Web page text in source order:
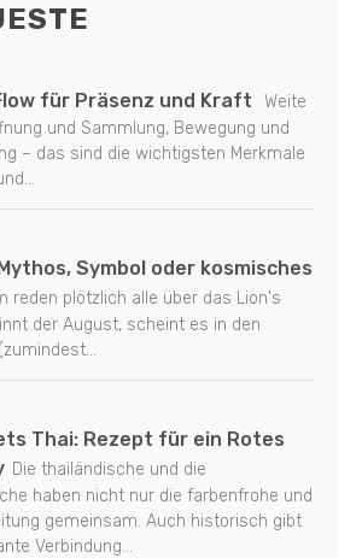
für Präsenz und Kraft
Weite
und Sammlung, Bewegung und
– das sind die wichtigsten Merkmale
Symbol oder kosmisches
reden plötzlich alle über das Lion's
der August, scheint es in den
Thai: Rezept für ein Rotes
Die thailändische und die
haben nicht nur die farbenfrohe und
gemeinsam. Auch historisch gibt
Verbindung...